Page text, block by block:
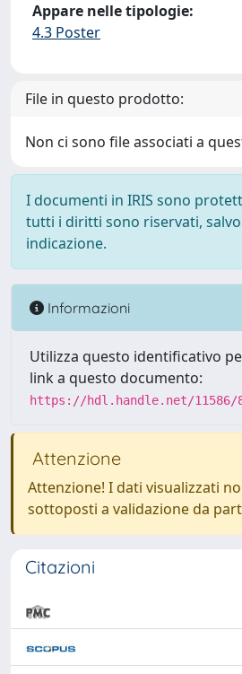
Appare nelle tipologie:
4.3 Poster
File in questo prodotto:
Non ci sono file associati a
I documenti in IRIS sono
tutti i diritti sono riservati,
indicazione.
Informazioni
Utilizza questo identificativo
link a questo documento:
https://hdl.handle.net/11586/
Attenzione
Attenzione! I dati visualizzati
sottoposti a validazione da
Citazioni